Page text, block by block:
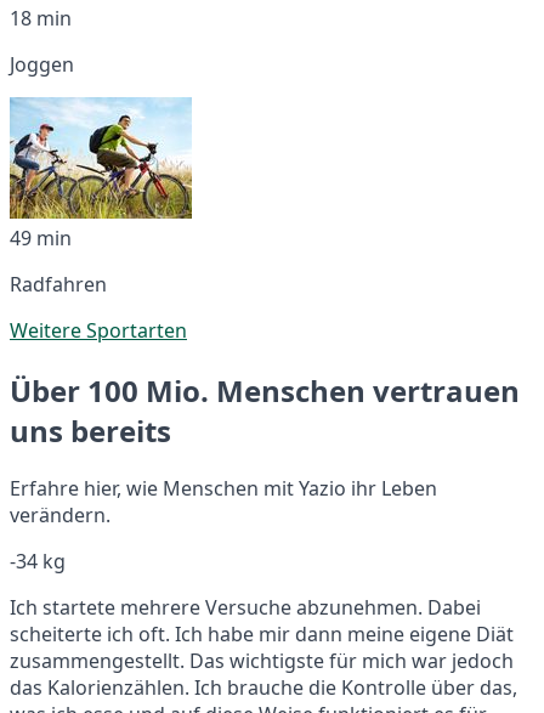
18 min
Joggen
49 min
Radfahren
Weitere Sportarten
Über 100 Mio. Menschen vertrauen
uns bereits
Erfahre hier, wie Menschen mit Yazio ihr Leben
verändern.
-34 kg
Ich startete mehrere Versuche abzunehmen. Dabei
scheiterte ich oft. Ich habe mir dann meine eigene Diät
zusammengestellt. Das wichtigste für mich war jedoch
das Kalorienzählen. Ich brauche die Kontrolle über das,